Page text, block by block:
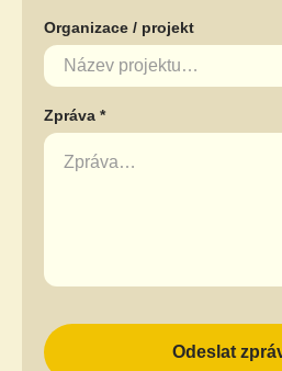
Organizace / projekt
Zpráva *